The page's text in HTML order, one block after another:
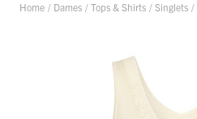
Home / Dames / Tops & Shirts / Singlets /